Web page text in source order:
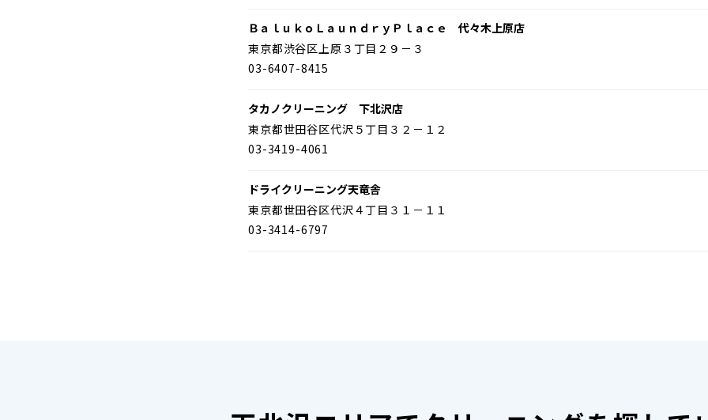
ＢａｌｕｋｏＬａｕｎｄｒｙＰｌａｃｅ 代々木上原店
東京都渋谷区上原３丁目２９－３
03-6407-8415
タカノクリーニング 下北沢店
東京都世田谷区代沢５丁目３２－１２
03-3419-4061
ドライクリーニング天竜舎
東京都世田谷区代沢４丁目３１－１１
03-3414-6797